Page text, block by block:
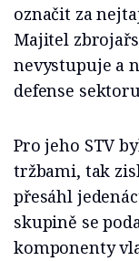
označit za
Majitel
nevystupuje a
defense
Pro jeho STV
tržbami, tak
přesáhl
skupině se
komponenty